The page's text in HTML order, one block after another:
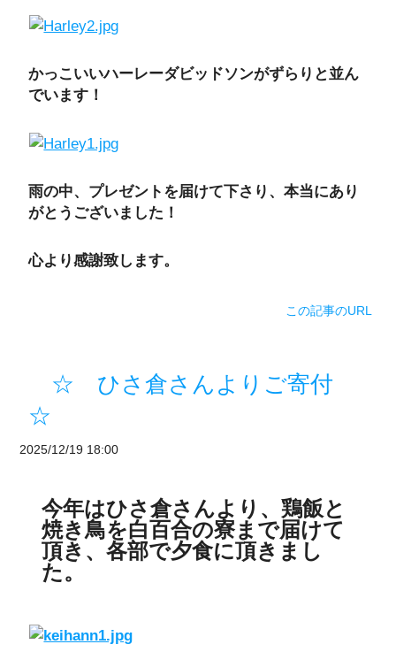
かっこいいハーレーダビッドソンがずらりと並ん
でいます！
雨の中、プレゼントを届けて下さり、本当にあり
がとうございました！
心より感謝致します。
この記事のURL
☆ ひさ倉さんよりご寄付
☆
2025/12/19 18:00
今年はひさ倉さんより、鶏飯と
焼き鳥を白百合の寮まで届けて
頂き、各部で夕食に頂きまし
た。